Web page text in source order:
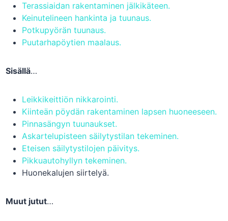
Terassiaidan rakentaminen jälkikäteen.
Keinutelineen hankinta ja tuunaus.
Potkupyörän tuunaus.
Puutarhapöytien maalaus.
Sisällä…
Leikkikeittiön nikkarointi.
Kiinteän pöydän rakentaminen lapsen huoneeseen.
Pinnasängyn tuunaukset.
Askartelupisteen säilytystilan tekeminen.
Eteisen säilytystilojen päivitys.
Pikkuautohyllyn tekeminen.
Huonekalujen siirtelyä.
Muut jutut…